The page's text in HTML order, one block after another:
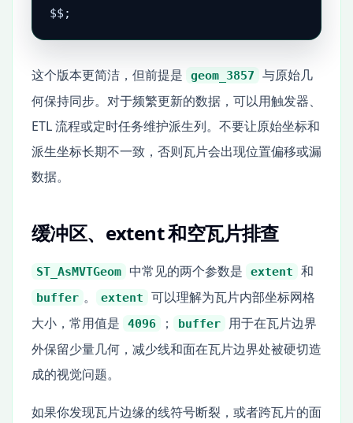
$$;
这个版本更简洁，但前提是 geom_3857
与原始几
何保持同步。对于频繁更新的数据，可以用触发器、
ETL 流程或定时任务维护派生列。不要让原始坐标和
派生坐标长期不一致，否则瓦片会出现位置偏移或漏
数据。
缓冲区、extent 和空瓦片排查
ST_AsMVTGeom 中常见的两个参数是 extent 和
buffer 。 extent
可以理解为瓦片内部坐标网格
大小，常用值是
4096 ； buffer
用于在瓦片边界
外保留少量几何，减少线和面在瓦片边界处被硬切造
成的视觉问题。
如果你发现瓦片边缘的线符号断裂，或者跨瓦片的面